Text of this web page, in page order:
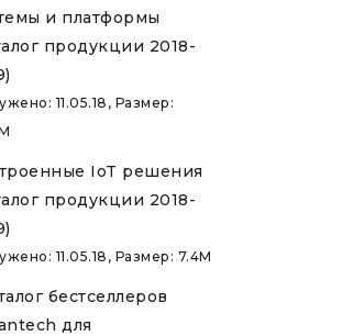
и платформы
продукции 2018-
11.05.18, Размер:
IoT решения
продукции 2018-
11.05.18, Размер: 7.4M
бестселлеров
для